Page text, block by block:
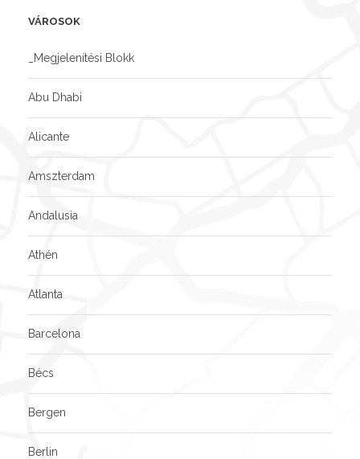
VÁROSOK
_Megjelenítési Blokk
Abu Dhabi
Alicante
Amszterdam
Andalusia
Athén
Atlanta
Barcelona
Bécs
Bergen
Berlin